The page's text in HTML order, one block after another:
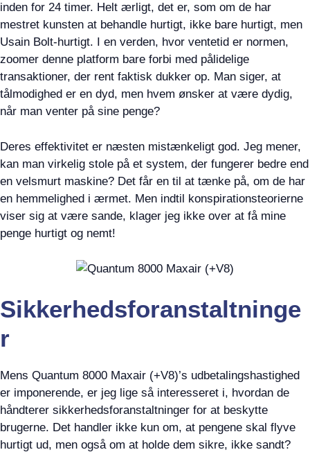
inden for 24 timer. Helt ærligt, det er, som om de har
mestret kunsten at behandle hurtigt, ikke bare hurtigt, men
Usain Bolt-hurtigt. I en verden, hvor ventetid er normen,
zoomer denne platform bare forbi med pålidelige
transaktioner, der rent faktisk dukker op. Man siger, at
tålmodighed er en dyd, men hvem ønsker at være dydig,
når man venter på sine penge?
Deres effektivitet er næsten mistænkeligt god. Jeg mener,
kan man virkelig stole på et system, der fungerer bedre end
en velsmurt maskine? Det får en til at tænke på, om de har
en hemmelighed i ærmet. Men indtil konspirationsteorierne
viser sig at være sande, klager jeg ikke over at få mine
penge hurtigt og nemt!
Sikkerhedsforanstaltninge
r
Mens Quantum 8000 Maxair (+V8)’s udbetalingshastighed
er imponerende, er jeg lige så interesseret i, hvordan de
håndterer sikkerhedsforanstaltninger for at beskytte
brugerne. Det handler ikke kun om, at pengene skal flyve
hurtigt ud, men også om at holde dem sikre, ikke sandt?